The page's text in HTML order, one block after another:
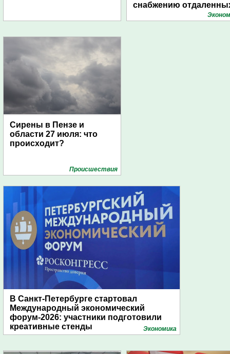
снабжению
поселений с помощью
Сирены в Пензе и
области 27 июля: что
происходит?
Проиcшествия
В Санкт-Петербурге стартовал
Международный экономический
форум-2026: участники подготовили
креативные стенды
Экономика